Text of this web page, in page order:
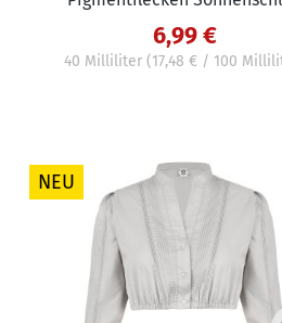
40 Milliliter(17,48 € / 100
6,99 €
NEU